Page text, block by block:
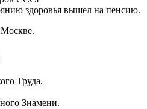
здоровья вышел на пенсию.
Труда.
Знамени.